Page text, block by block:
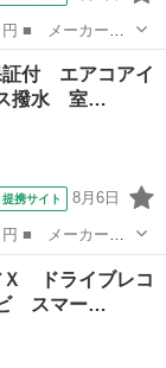
： Ｘ １年保
室内除菌クリー
付 エアコアイ
撥水 室…
提携サイト 8月6日
： Ｘ １年保
内除菌クリー
Ｘ ドライブレコ
スマー…